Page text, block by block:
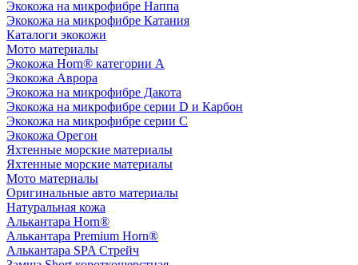
Экокожа на микрофибре Наппа
Экокожа на микрофибре Катания
Каталоги экокожи
Мото материалы
Экокожа Horn® категории A
Экокожа Аврора
Экокожа на микрофибре Дакота
Экокожа на микрофибре серии D и Карбон
Экокожа на микрофибре серии С
Экокожа Орегон
Яхтенные морские материалы
Яхтенные морские материалы
Мото материалы
Оригинальные авто материалы
Натуральная кожа
Алькантара Horn®
Алькантара Premium Horn®
Алькантара SPA Стрейч